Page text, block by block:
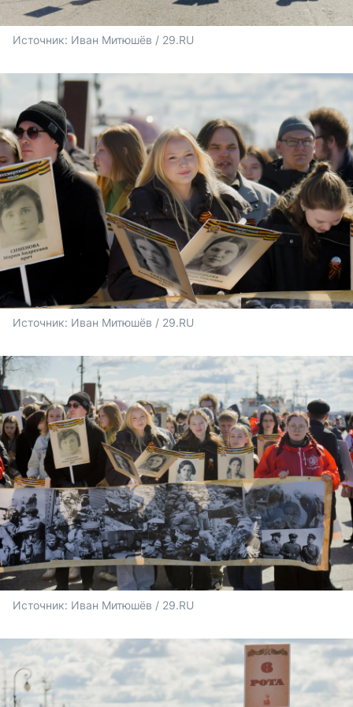
Источник: Иван Митюшёв / 29.RU
Источник: Иван Митюшёв / 29.RU
Источник: Иван Митюшёв / 29.RU